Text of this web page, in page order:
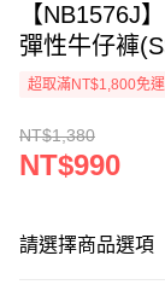
【NB1576J
彈性牛仔褲
超取滿NT$1,800免運
NT$1,380
NT$990
請選擇商品選項